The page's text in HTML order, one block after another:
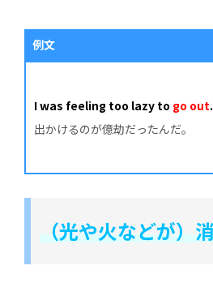
例文
I was feeling too lazy to go out.
出かけるのが億劫だったんだ。
（光や火などが）